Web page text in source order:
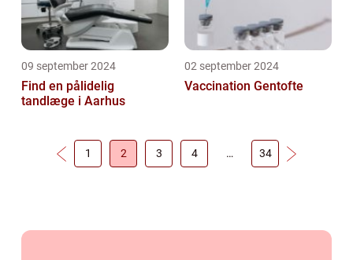
09 september 2024
Find en pålidelig
tandlæge i Aarhus
02 september 2024
Vaccination Gentofte
1 2 3 4 … 34